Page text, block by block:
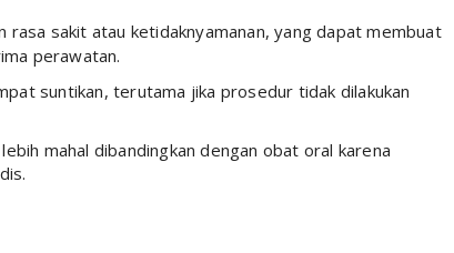
rasa sakit atau ketidaknyamanan, yang dapat membuat
perawatan.
suntikan, terutama jika prosedur tidak dilakukan
mahal dibandingkan dengan obat oral karena